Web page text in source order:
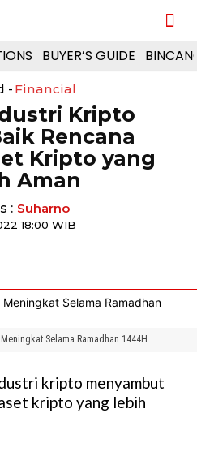
BUYER’S GUIDE
- Financial
Kripto
Rencana
Kripto yang
Aman
: Suharno
18:00 WIB
Selama Ramadhan 1444H
kripto menyambut
kripto yang lebih